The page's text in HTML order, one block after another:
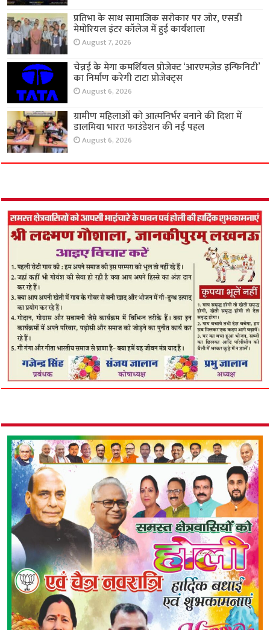
प्रतिभा के साथ सामाजिक सरोकार पर जोर, एसडी
मेमोरियल इंटर कॉलेज में हुई कार्यशाला
August 7, 2026
चेन्नई के मेगा कमर्शियल प्रोजेक्ट ‘आरएमज़ेड इन्फिनिटी’
का निर्माण करेगी टाटा प्रोजेक्ट्स
August 6, 2026
ग्रामीण महिलाओं को आत्मनिर्भर बनाने की दिशा में
डालमिया भारत फाउंडेशन की नई पहल
August 6, 2026